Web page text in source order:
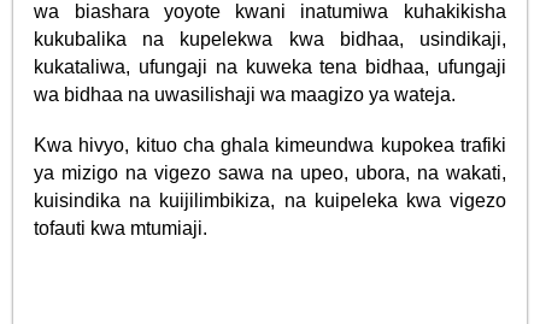
wa biashara yoyote kwani inatumiwa kuhakikisha
kukubalika na kupelekwa kwa bidhaa, usindikaji,
kukataliwa, ufungaji na kuweka tena bidhaa, ufungaji
wa bidhaa na uwasilishaji wa maagizo ya wateja.
Kwa hivyo, kituo cha ghala kimeundwa kupokea trafiki
ya mizigo na vigezo sawa na upeo, ubora, na wakati,
kuisindika na kuijilimbikiza, na kuipeleka kwa vigezo
tofauti kwa mtumiaji.